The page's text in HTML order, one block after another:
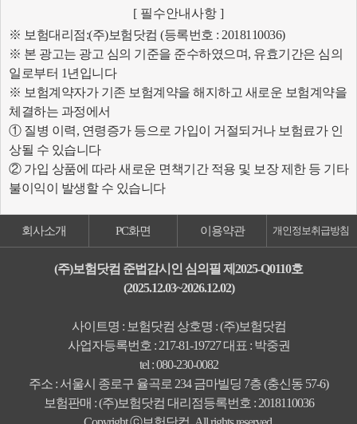
[ 필수안내사항 ]
※ 보험대리점:(주)보험닷컴 (등록번호 : 2018110036)
※ 본 광고는 광고 심의 기준을 준수하였으며, 유효기간은 심의
일로부터 1년입니다
※ 보험계약자가 기존 보험계약을 해지하고 새로운 보험계약을
체결하는 과정에서
① 질병 이력, 연령증가 등으로 가입이 거절되거나 보험료가 인
상될 수 있습니다
② 가입 상품에 따라 새로운 면책기간 적용 및 보장 제한 등 기타
불이익이 발생할 수 있습니다
회사소개 PC화면 이용약관 개인정보취급방침
(주)보험닷컴 준법감시인 심의필 제2025-Q0110호
(2025.12.03~2026.12.02)
사이트명 : 보험닷컴 상호명 : (주)보험닷컴
사업자등록번호 : 217-81-19727 대표 : 박중권
tel : 080-230-0082
주소 : 서울시 종로구 율곡로 234 금마빌딩 7층 (충신동 57-6)
보험판매 : (주)보험닷컴 대리점등록번호 : 2018110036